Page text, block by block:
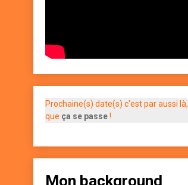
Prochaine(s) date(s) c'est par aussi là,
que ça se passe!
Mon background